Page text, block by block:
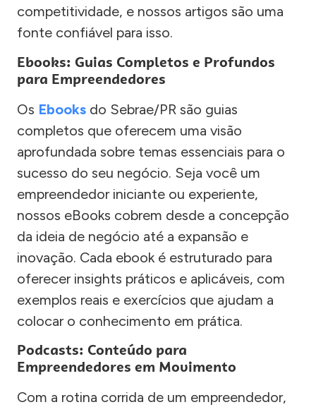
competitividade, e nossos artigos são uma
fonte confiável para isso.
Ebooks: Guias Completos e Profundos
para Empreendedores
Os Ebooks do Sebrae/PR são guias
completos que oferecem uma visão
aprofundada sobre temas essenciais para o
sucesso do seu negócio. Seja você um
empreendedor iniciante ou experiente,
nossos eBooks cobrem desde a concepção
da ideia de negócio até a expansão e
inovação. Cada ebook é estruturado para
oferecer insights práticos e aplicáveis, com
exemplos reais e exercícios que ajudam a
colocar o conhecimento em prática.
Podcasts: Conteúdo para
Empreendedores em Movimento
Com a rotina corrida de um empreendedor,